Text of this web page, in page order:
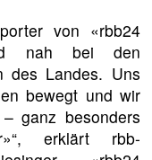
von «rbb24
nah bei den
des Landes. Uns
bewegt und wir
ganz besonders
erklärt rbb-